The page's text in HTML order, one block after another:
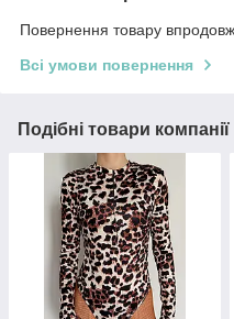
Повернення товару
Всі умови повернення
Подібні товари компанії